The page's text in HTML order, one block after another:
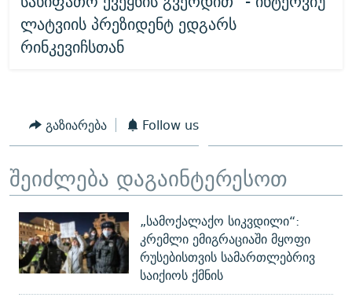
ლატვიის პრეზიდენტ ედგარს
რინკევიჩსთან
გაზიარება Follow us
შეიძლება დაგაინტერესოთ
„სამოქალაქო სიკვდილი“:
კრემლი ემიგრაციაში მყოფი
რუსებისთვის სამართლებრივ
საიქიოს ქმნის